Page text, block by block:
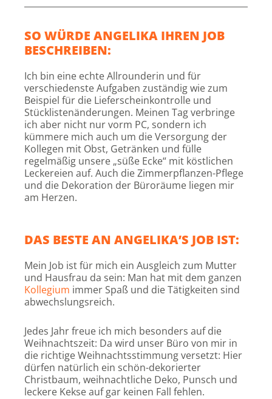
SO WÜRDE ANGELIKA IHREN JOB
BESCHREIBEN:
Ich bin eine echte Allrounderin und für
verschiedenste Aufgaben zuständig wie zum
Beispiel für die Lieferscheinkontrolle und
Stücklistenänderungen. Meinen Tag verbringe
ich aber nicht nur vorm PC, sondern ich
kümmere mich auch um die Versorgung der
Kollegen mit Obst, Getränken und fülle
regelmäßig unsere „süße Ecke“ mit köstlichen
Leckereien auf. Auch die Zimmerpflanzen-Pflege
und die Dekoration der Büroräume liegen mir
am Herzen.
DAS BESTE AN ANGELIKA’S JOB IST:
Mein Job ist für mich ein Ausgleich zum Mutter
und Hausfrau da sein: Man hat mit dem ganzen
Kollegium immer Spaß und die Tätigkeiten sind
abwechslungsreich.
Jedes Jahr freue ich mich besonders auf die
Weihnachtszeit: Da wird unser Büro von mir in
die richtige Weihnachtsstimmung versetzt: Hier
dürfen natürlich ein schön-dekorierter
Christbaum, weihnachtliche Deko, Punsch und
leckere Kekse auf gar keinen Fall fehlen.